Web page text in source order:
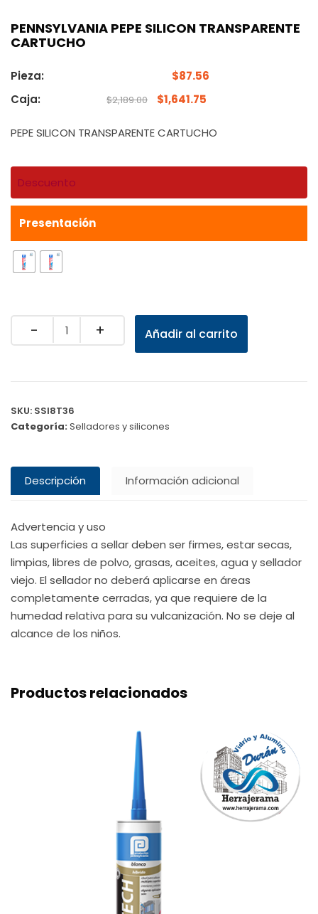
PENNSYLVANIA PEPE SILICON TRANSPARENTE
CARTUCHO
Pieza: $87.56
Caja:
$2,189.00 $1,641.75
PEPE SILICON TRANSPARENTE CARTUCHO
Descuento
Presentación
Quantity Añadir al carrito
SKU: SSI8T36
Categoría:Selladores y silicones
Descripción Información adicional
Advertencia y uso
Las superficies a sellar deben ser firmes, estar secas,
limpias, libres de polvo, grasas, aceites, agua y sellador
viejo. El sellador no deberá aplicarse en áreas
completamente cerradas, ya que requiere de la
humedad relativa para su vulcanización. No se deje al
alcance de los niños.
Productos relacionados